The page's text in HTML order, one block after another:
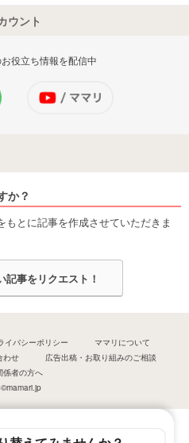
ウント
役立ち情報を配信中
か？
とに記事を作成させていただきま
記事をリクエスト！
イバシーポリシー
ママリについて
わせ
広告出稿・お取り組みのご相談
係者の方へ